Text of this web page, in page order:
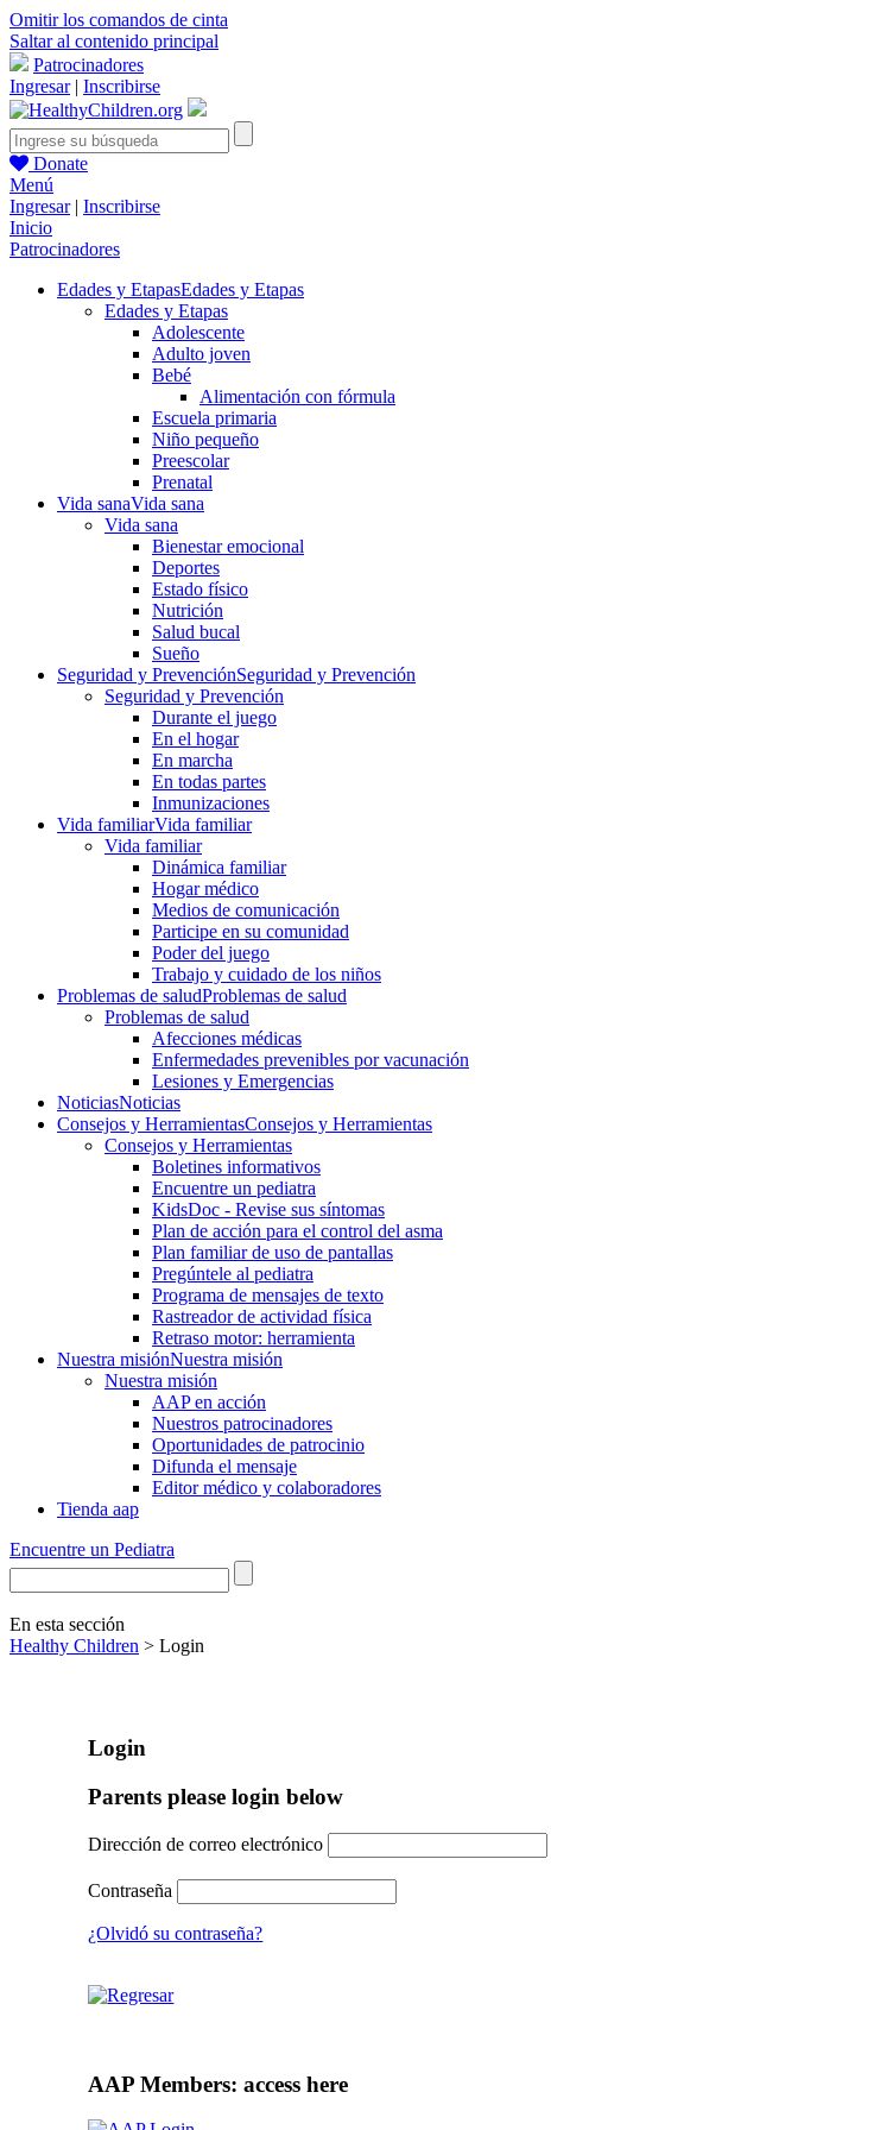
Omitir los comandos de cinta
Saltar al contenido principal
Patrocinadores
Ingresar| Inscribirse
Donate
Menú
Ingresar| Inscribirse
Inicio
Patrocinadores
Edades y EtapasEdades y Etapas
Edades y Etapas
Adolescente
Adulto joven
Bebé
Alimentación con fórmula
Escuela primaria
Niño pequeño
Preescolar
Prenatal
Vida sanaVida sana
Vida sana
Bienestar emocional
Deportes
Estado físico
Nutrición
Salud bucal
Sueño
Seguridad y PrevenciónSeguridad y Prevención
Seguridad y Prevención
Durante el juego
En el hogar
En marcha
En todas partes
Inmunizaciones
Vida familiarVida familiar
Vida familiar
Dinámica familiar
Hogar médico
Medios de comunicación
Participe en su comunidad
Poder del juego
Trabajo y cuidado de los niños
Problemas de saludProblemas de salud
Problemas de salud
Afecciones médicas
Enfermedades prevenibles por vacunación
Lesiones y Emergencias
NoticiasNoticias
Consejos y HerramientasConsejos y Herramientas
Consejos y Herramientas
Boletines informativos
Encuentre un pediatra
KidsDoc - Revise sus síntomas
Plan de acción para el control del asma
Plan familiar de uso de pantallas
Pregúntele al pediatra
Programa de mensajes de texto
Rastre​​ador de activida​d física
Retraso motor: herramienta
Nuestra misiónNuestra misión
Nuestra misión
AAP en acción
Nuestros patrocinadores
Oportunidades de patrocinio
Difunda el mensaje
Editor médico y colaboradores
Tienda aap
Encuentre un Pediatra
En esta sección
Healthy Children > Login
Login
Parents please login below
Dirección de correo electrónico
Contraseña
¿Olvidó su contraseña?
AAP Members: access here